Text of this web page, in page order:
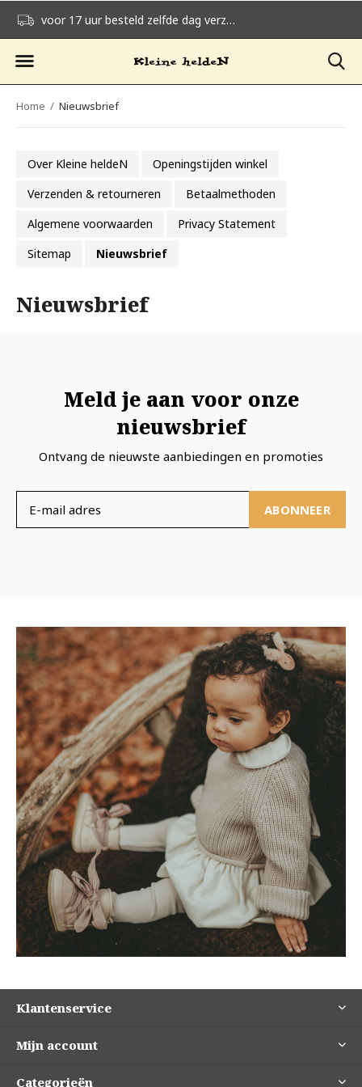
voor 17 uur besteld zelfde dag verzonden
Home Nieuwsbrief
Over Kleine heldeN
Openingstijden winkel
Verzenden & retourneren
Betaalmethoden
Algemene voorwaarden
Privacy Statement
Sitemap
Nieuwsbrief
Nieuwsbrief
Meld je aan voor onze
nieuwsbrief
Ontvang de nieuwste aanbiedingen en promoties
ABONNEER
Klantenservice
Mijn account
Categorieën